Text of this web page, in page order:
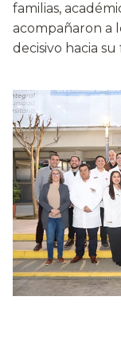
familias,
acompañaron a
decisivo hacia